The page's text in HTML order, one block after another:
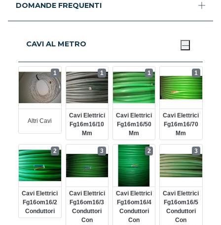
DOMANDE FREQUENTI
CAVI AL METRO
Altri Cavi
1
Cavi Elettrici
Fg16m16/10
Mm
1
Cavi Elettrici
Fg16m16/50
Mm
1
Cavi Elettrici
Fg16m16/70
Mm
1
Cavi Elettrici
Fg16om16/2
Conduttori
2
Cavi Elettrici
Fg16om16/3
Conduttori
Con
3
Cavi Elettrici
Fg16om16/4
Conduttori
Con
2
Cavi Elettrici
Fg16om16/5
Conduttori
Con
3